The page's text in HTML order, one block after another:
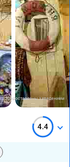
предоставлены заведением
4.4